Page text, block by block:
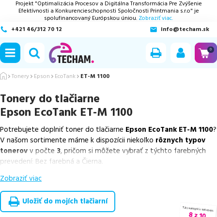
Projekt "Optimalizácia Procesov a Digitálna Transformácia Pre Zvýšenie
Efektívnosti a Konkurencieschopnosti Spoločnosti Printmania s.r.o" je
spolufinancovaný Európskou úniou. Zobraziť viac.
+421 46/312 70 12
info@techam.sk
0
Tonery Epson EcoTank ET-M 1100
Tonery do tlačiarne
Epson EcoTank ET-M 1100
Potrebujete doplniť toner do tlačiarne Epson EcoTank ET-M 1100?
V našom sortimente máme k dispozícii niekoľko rôznych typov
tonerovv počte 3, pričom si môžete vybrať z týchto farebných
prevedení: Bez farebná a Čierna.
Z uvedeného množstva dostupných náplní
náplnev počte1ks, ako ajcenovo výhodnejšie alternatívy,
ktoré plne zachovávajú kvalitu tlače
overené náhrady v rôznych triedach
, medzi ktoré patríšpičková
Zobraziť viac
Uložiť do mojích tlačiarní